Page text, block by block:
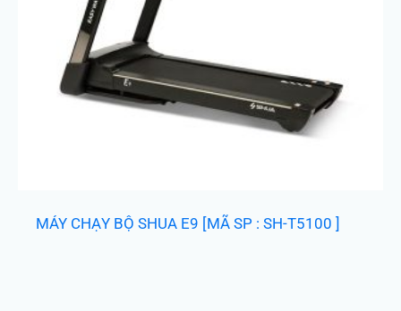
MÁY CHẠY BỘ SHUA E9 [MÃ SP : SH-T5100 ]